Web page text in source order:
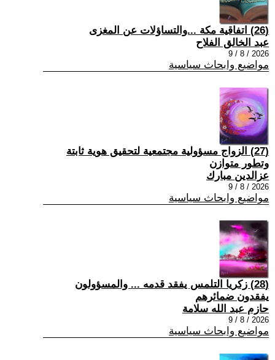
(26) اتفاقية مكة ...والتساؤلات عن المغزى
عبد الخالق الفلاح
2026 / 8 / 9
مواضيع وابحاث سياسية
(27) الزواج مسؤولية مجتمعية لتحقيق هوية ثابتة
وتطور متوازن
عزالدين مبارك
2026 / 8 / 9
مواضيع وابحاث سياسية
(28) زكريا التلمس يفقد قدمه ... والمسؤولون
يفقدون ضمائرهم
حازم عبد الله سلامة
2026 / 8 / 9
مواضيع وابحاث سياسية